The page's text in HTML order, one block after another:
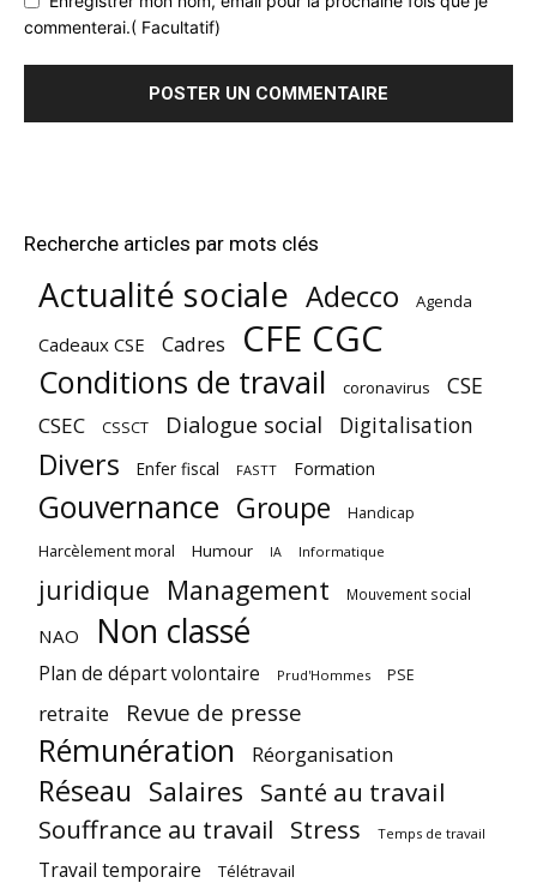
commenterai.( Facultatif)
Recherche articles par mots clés
Actualité sociale Adecco Agenda
Cadeaux CSE Cadres CFE CGC
Conditions de travail coronavirus CSE
CSEC CSSCT Dialogue social Digitalisation
Divers Enfer fiscal FASTT Formation
Gouvernance Groupe Handicap
Harcèlement moral Humour IA Informatique
juridique Management Mouvement social
NAO Non classé
Plan de départ volontaire Prud'Hommes PSE
retraite Revue de presse
Rémunération Réorganisation
Réseau Salaires Santé au travail
Souffrance au travail Stress Temps de travail
Travail temporaire Télétravail